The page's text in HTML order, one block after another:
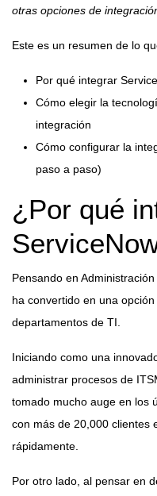
otras opciones de
Este es un resumen de lo
Por qué integrar
Cómo elegir la
integración
Cómo configurar la
paso a paso)
¿Por qué
Pensando en
ha convertido en una
departamentos de TI.
Iniciando como una
administrar procesos de
tomado mucho auge en los
con más de 20,000 clientes
rápidamente.
Por otro lado, al pensar en